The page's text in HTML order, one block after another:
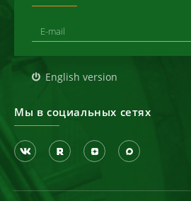
English version
Мы в социальных сетях